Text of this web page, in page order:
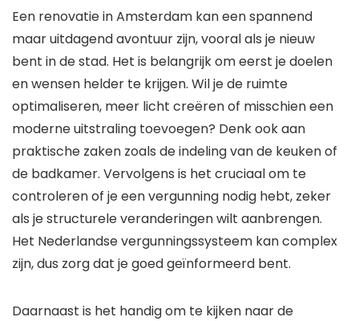
Een renovatie in Amsterdam kan een spannend
maar uitdagend avontuur zijn, vooral als je nieuw
bent in de stad. Het is belangrijk om eerst je doelen
en wensen helder te krijgen. Wil je de ruimte
optimaliseren, meer licht creëren of misschien een
moderne uitstraling toevoegen? Denk ook aan
praktische zaken zoals de indeling van de keuken of
de badkamer. Vervolgens is het cruciaal om te
controleren of je een vergunning nodig hebt, zeker
als je structurele veranderingen wilt aanbrengen.
Het Nederlandse vergunningssysteem kan complex
zijn, dus zorg dat je goed geïnformeerd bent.
Daarnaast is het handig om te kijken naar de